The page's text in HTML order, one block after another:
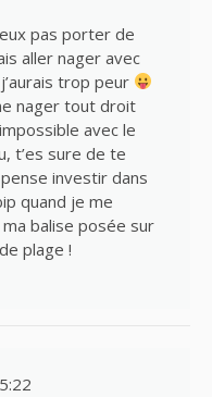
pas porter de
aller nager avec
trop peur
nager tout droit
avec le
t’es sure de te
pense investir dans
quand je me
balise posée sur
plage !